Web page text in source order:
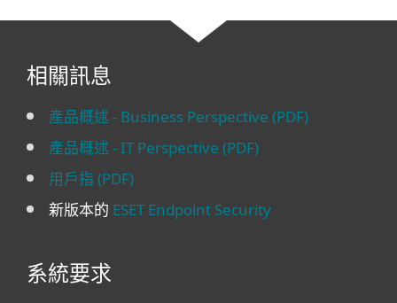
相關訊息
產品概述 - Business Perspective (PDF)
產品概述 - IT Perspective (PDF)
用戶指 (PDF)
新版本的 ESET Endpoint Security
系統要求